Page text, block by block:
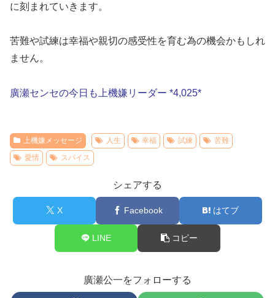
に刻まれていきます。
苦難や試練は幸福や親切の感受性を育む為の機会かもしれ
ません。
廣瀬センセの今日も上機嫌リーダー *4,025*
上機嫌メッセージ 人生 幸福 試練
苦難
愛情
スパイス
シェアする
X Facebook はてブ
LINE コピー
廣瀬公一をフォローする